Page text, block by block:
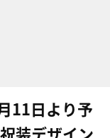
11日より予
装デザイン